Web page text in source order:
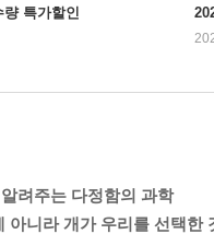
량 특가할인
려주는 다정함의 과학
아니라 개가 우리를 선택한